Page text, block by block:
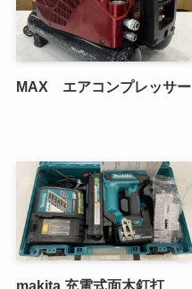
MAX エアコンプレッサー
makita 充電式面木釘打